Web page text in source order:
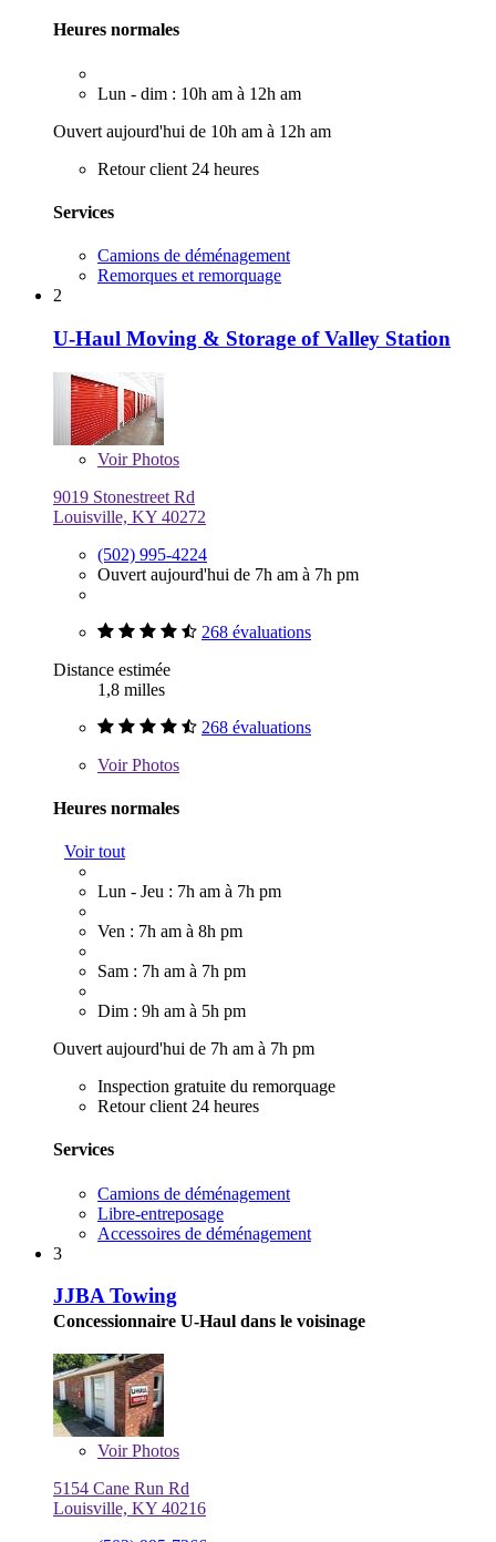
Heures normales
Lun - dim : 10h am à 12h am
Ouvert aujourd'hui de 10h am à 12h am
Retour client 24 heures
Services
Camions de déménagement
Remorques et remorquage
2
U-Haul Moving & Storage of Valley Station
VoirPhotos
9019 Stonestreet Rd
Louisville, KY 40272
(502) 995-4224
Ouvert aujourd'hui de 7h am à 7h pm
268 évaluations
Distance estimée
1,8 milles
268 évaluations
VoirPhotos
Heures normales
Voir tout
Lun - Jeu : 7h am à 7h pm
Ven : 7h am à 8h pm
Sam : 7h am à 7h pm
Dim : 9h am à 5h pm
Ouvert aujourd'hui de 7h am à 7h pm
Inspection gratuite du remorquage
Retour client 24 heures
Services
Camions de déménagement
Libre-entreposage
Accessoires de déménagement
3
JJBA Towing
Concessionnaire U-Haul dans le voisinage
VoirPhotos
5154 Cane Run Rd
Louisville, KY 40216